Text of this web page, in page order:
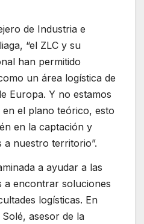
de Industria e
“el ZLC y su
han permitido
un área logística de
Europa. Y no estamos
el plano teórico, esto
en la captación y
a nuestro territorio”.
a ayudar a las
a encontrar soluciones
logísticas. En
asesor de la